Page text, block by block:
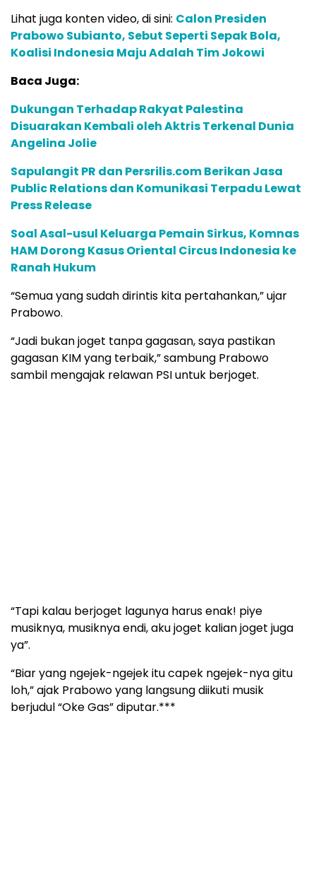
Lihat juga konten video, di sini: Calon Presiden
Prabowo Subianto, Sebut Seperti Sepak Bola,
Koalisi Indonesia Maju Adalah Tim Jokowi
Baca Juga:
Dukungan Terhadap Rakyat Palestina
Disuarakan Kembali oleh Aktris Terkenal Dunia
Angelina Jolie
Sapulangit PR dan Persrilis.com Berikan Jasa
Public Relations dan Komunikasi Terpadu Lewat
Press Release
Soal Asal-usul Keluarga Pemain Sirkus, Komnas
HAM Dorong Kasus Oriental Circus Indonesia ke
Ranah Hukum
“Semua yang sudah dirintis kita pertahankan,” ujar
Prabowo.
“Jadi bukan joget tanpa gagasan, saya pastikan
gagasan KIM yang terbaik,” sambung Prabowo
sambil mengajak relawan PSI untuk berjoget.
“Tapi kalau berjoget lagunya harus enak! piye
musiknya, musiknya endi, aku joget kalian joget juga
ya”.
“Biar yang ngejek-ngejek itu capek ngejek-nya gitu
loh,” ajak Prabowo yang langsung diikuti musik
berjudul “Oke Gas” diputar.***